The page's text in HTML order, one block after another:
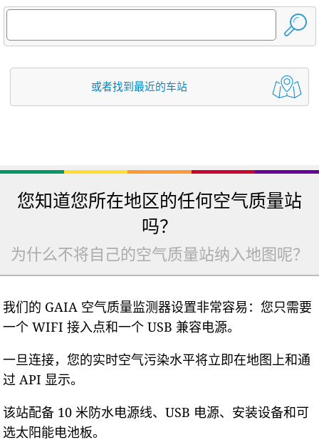
或者找到最近的车站
您知道您所在地区的任何空气质量站
吗？
为什么不将自己的空气质量站纳入地图呢？
我们的 GAIA 空气质量监测器设置非常容易：您只需要
一个 WIFI 接入点和一个 USB 兼容电源。
一旦连接，您的实时空气污染水平将立即在地图上和通
过 API 显示。
该站配备 10 米防水电源线、USB 电源、安装设备和可
选太阳能电池板。